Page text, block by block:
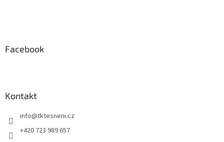
Facebook
Kontakt
info@tktesneni.cz
+420 723 989 657